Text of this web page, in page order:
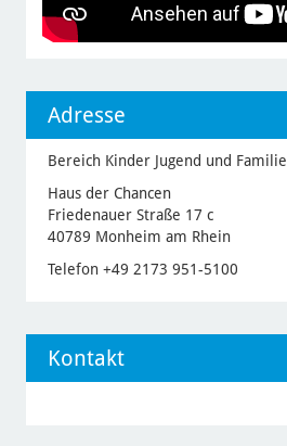
Adresse
Bereich Kinder Jugend und Familie
Haus der Chancen
Friedenauer Straße 17 c
40789 Monheim am Rhein
Telefon +49 2173 951-5100
Kontakt